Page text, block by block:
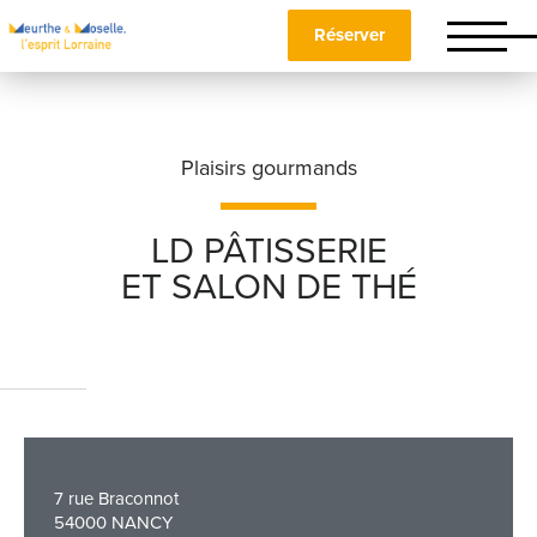
Réserver
Plaisirs gourmands
LD PÂTISSERIE
ET SALON DE THÉ
7 rue Braconnot
54000 NANCY
Téléphone